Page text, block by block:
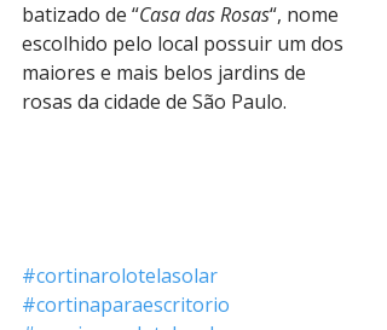
batizado de “Casa das Rosas“, nome
escolhido pelo local possuir um dos
maiores e mais belos jardins de
rosas da cidade de São Paulo.
#cortinarolotelasolar
#cortinaparaescritorio